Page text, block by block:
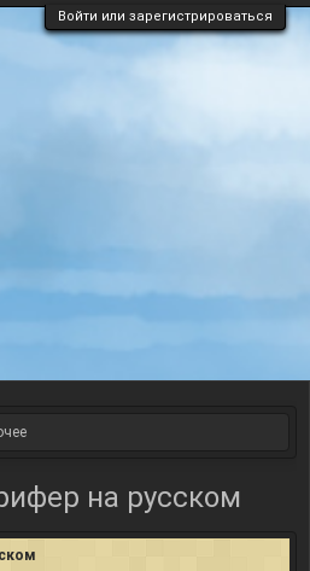
Войти или зарегистрироваться
на русском